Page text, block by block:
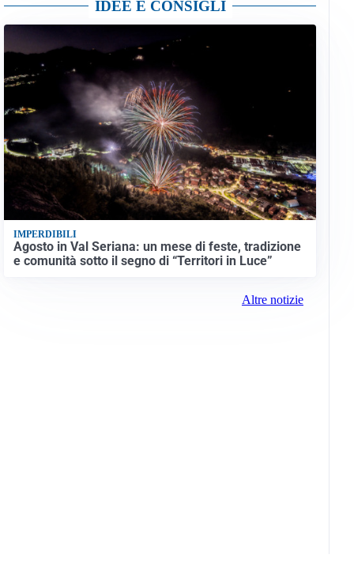
IDEE E CONSIGLI
IMPERDIBILI
Agosto in Val Seriana: un mese di feste, tradizione
e comunità sotto il segno di “Territori in Luce”
Altre notizie